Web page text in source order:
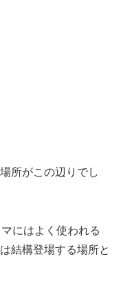
所がこの辺りでし
にはよく使われる
結構登場する場所と